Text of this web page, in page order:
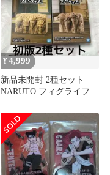
¥4,999
新品未開封 2種セット
NARUTO フィグライフ！